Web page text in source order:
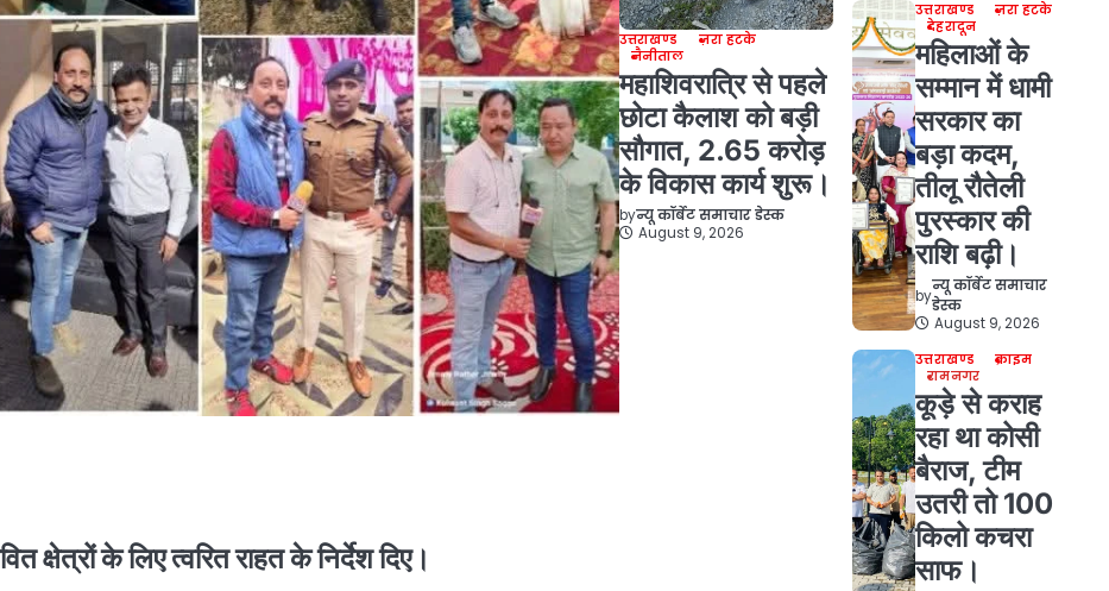
क्षेत्रों के लिए त्वरित राहत के निर्देश दिए।
उत्तराखण्ड
ज़रा हटके
नैनीताल
महाशिवरात्रि से पहले
छोटा कैलाश को बड़ी
सौगात, 2.65 करोड़
के विकास कार्य शुरू।
byन्यू कॉर्बेट समाचार डेस्क
August 9, 2026
उत्तराखण्ड
ज़रा हटके
देहरादून
महिलाओं के
सम्मान में धामी
सरकार का
बड़ा कदम,
तीलू रौतेली
पुरस्कार की
राशि बढ़ी।
by
न्यू कॉर्बेट समाचार
डेस्क
August 9, 2026
उत्तराखण्ड
क्राइम
रामनगर
कूड़े से कराह
रहा था कोसी
बैराज, टीम
उतरी तो 100
किलो कचरा
साफ।